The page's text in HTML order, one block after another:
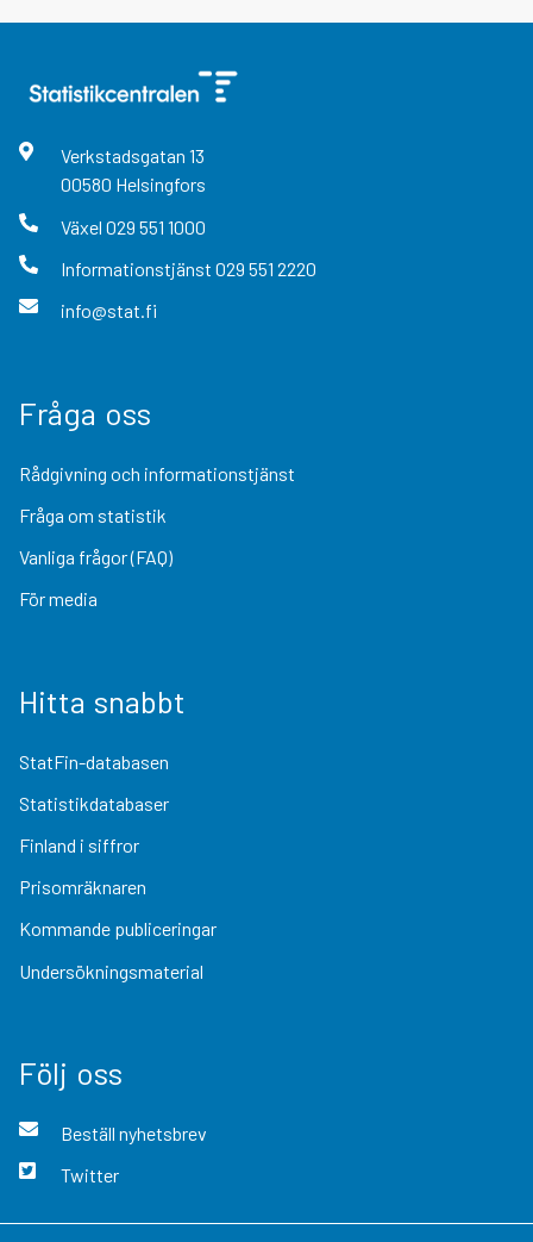
Verkstadsgatan 13
00580 Helsingfors
Växel 029 551 1000
Informationstjänst 029 551 2220
info@stat.fi
Fråga oss
Rådgivning och informationstjänst
Fråga om statistik
Vanliga frågor (FAQ)
För media
Hitta snabbt
StatFin-databasen
Statistikdatabaser
Finland i siffror
Prisomräknaren
Kommande publiceringar
Undersökningsmaterial
Följ oss
Beställ nyhetsbrev
Twitter